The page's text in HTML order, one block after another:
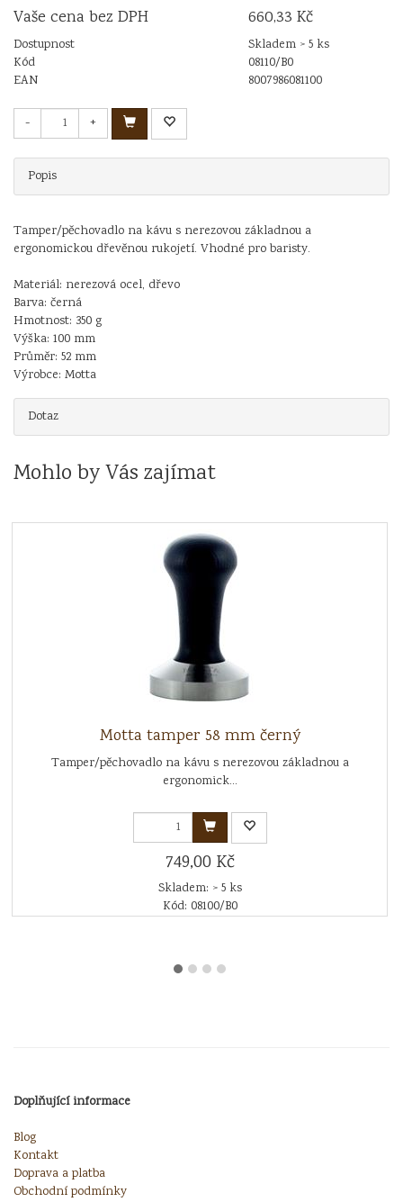
Vaše cena bez DPH
660,33 Kč
Dostupnost
Skladem > 5 ks
Kód
08110/B0
EAN
8007986081100
- +
Popis
Tamper/pěchovadlo na kávu s nerezovou základnou a
ergonomickou dřevěnou rukojetí. Vhodné pro baristy.
Materiál: nerezová ocel, dřevo
Barva: černá
Hmotnost: 350 g
Výška: 100 mm
Průměr: 52 mm
Výrobce: Motta
Dotaz
Mohlo by Vás zajímat
Motta tamper 58 mm černý
Tamper/pěchovadlo na kávu s nerezovou základnou a
ergonomick...
749,00 Kč
Skladem: > 5 ks
Kód: 08100/B0
Doplňující informace
Blog
Kontakt
Doprava a platba
Obchodní podmínky